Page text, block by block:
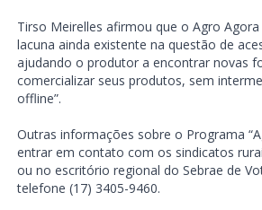
Tirso Meirelles afirmou que o Agro Agora
lacuna ainda existente na questão de
ajudando o produtor a encontrar novas
comercializar seus produtos, sem
offline”.
Outras informações sobre o Programa
entrar em contato com os sindicatos
ou no escritório regional do Sebrae de
telefone (17) 3405-9460.